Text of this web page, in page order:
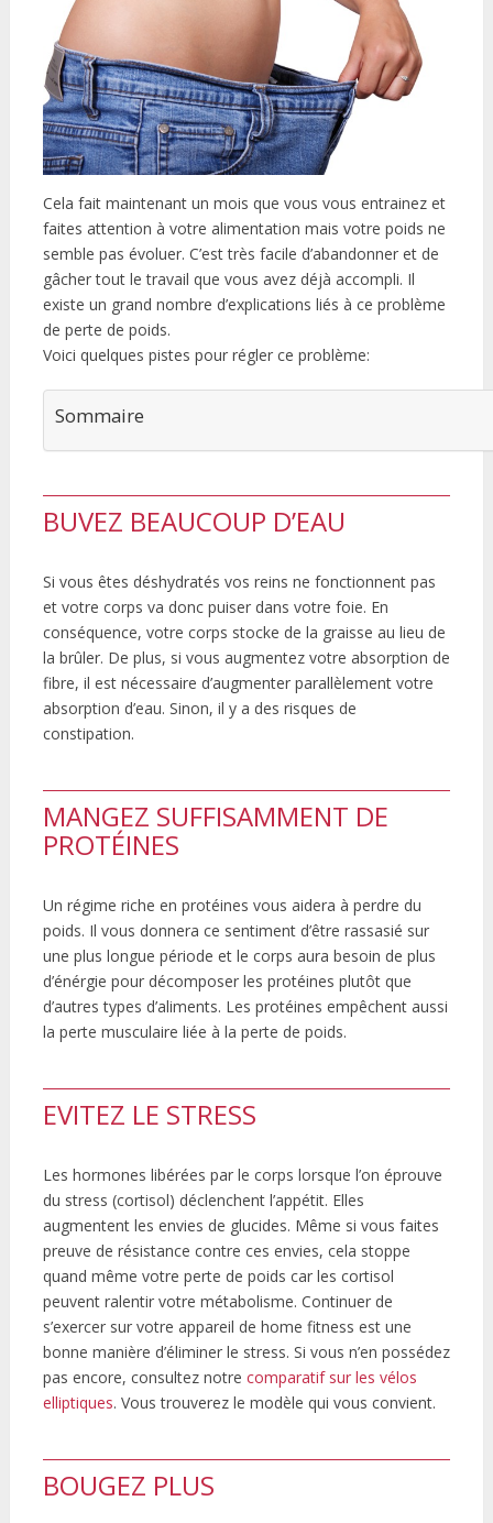
Cela fait maintenant un mois que vous vous entrainez et
faites attention à votre alimentation mais votre poids ne
semble pas évoluer. C’est très facile d’abandonner et de
gâcher tout le travail que vous avez déjà accompli. Il
existe un grand nombre d’explications liés à ce problème
de perte de poids.
Voici quelques pistes pour régler ce problème:
Sommaire
BUVEZ BEAUCOUP D’EAU
Si vous êtes déshydratés vos reins ne fonctionnent pas
et votre corps va donc puiser dans votre foie. En
conséquence, votre corps stocke de la graisse au lieu de
la brûler. De plus, si vous augmentez votre absorption de
fibre, il est nécessaire d’augmenter parallèlement votre
absorption d’eau. Sinon, il y a des risques de
constipation.
MANGEZ SUFFISAMMENT DE
PROTÉINES
Un régime riche en protéines vous aidera à perdre du
poids. Il vous donnera ce sentiment d’être rassasié sur
une plus longue période et le corps aura besoin de plus
d’énérgie pour décomposer les protéines plutôt que
d’autres types d’aliments. Les protéines empêchent aussi
la perte musculaire liée à la perte de poids.
EVITEZ LE STRESS
Les hormones libérées par le corps lorsque l’on éprouve
du stress (cortisol) déclenchent l’appétit. Elles
augmentent les envies de glucides. Même si vous faites
preuve de résistance contre ces envies, cela stoppe
quand même votre perte de poids car les cortisol
peuvent ralentir votre métabolisme. Continuer de
s’exercer sur votre appareil de home fitness est une
bonne manière d’éliminer le stress. Si vous n’en possédez
pas encore, consultez notre comparatif sur les vélos
elliptiques. Vous trouverez le modèle qui vous convient.
BOUGEZ PLUS